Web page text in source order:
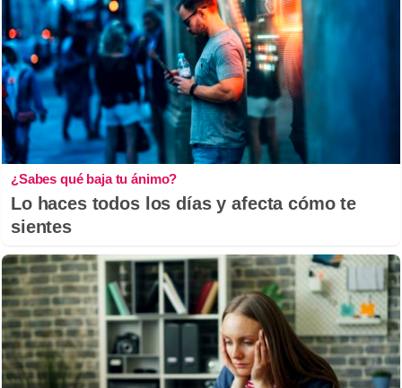
¿Sabes qué baja tu ánimo?
Lo haces todos los días y afecta cómo te
sientes